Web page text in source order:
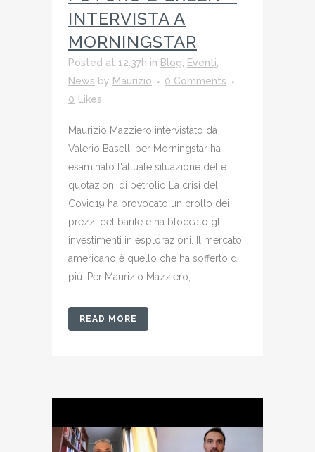
INTERVISTA A
MORNINGSTAR
Posted at 12:37h in Blog Eventi
News by Maurizio
0 Comments
0
Likes
Maurizio Mazziero intervistato da
Valerio Baselli per Morningstar ha
esaminato l'attuale situazione delle
quotazioni di petrolio La crisi del
Covid19 ha provocato un crollo dei
prezzi del barile e ha bloccato gli
investimenti in esplorazioni. Il mercato
americano è quello che ha sofferto di
più. Per Maurizio Mazziero,...
READ MORE